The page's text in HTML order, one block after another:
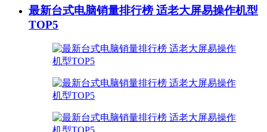
最新台式电脑销量排行榜 适老大屏易操作机型
TOP5